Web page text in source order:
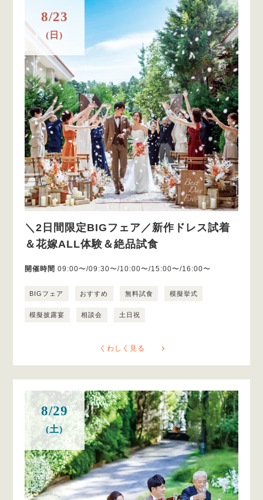
8/23
(日)
＼2日間限定BIGフェア／新作ドレス試着
＆花嫁ALL体験＆絶品試食
開催時間 09:00〜/09:30〜/10:00〜/15:00〜/16:00〜
BIGフェア おすすめ 無料試食 模擬挙式
模擬披露宴 相談会 土日祝
くわしく見る
8/29
(土)